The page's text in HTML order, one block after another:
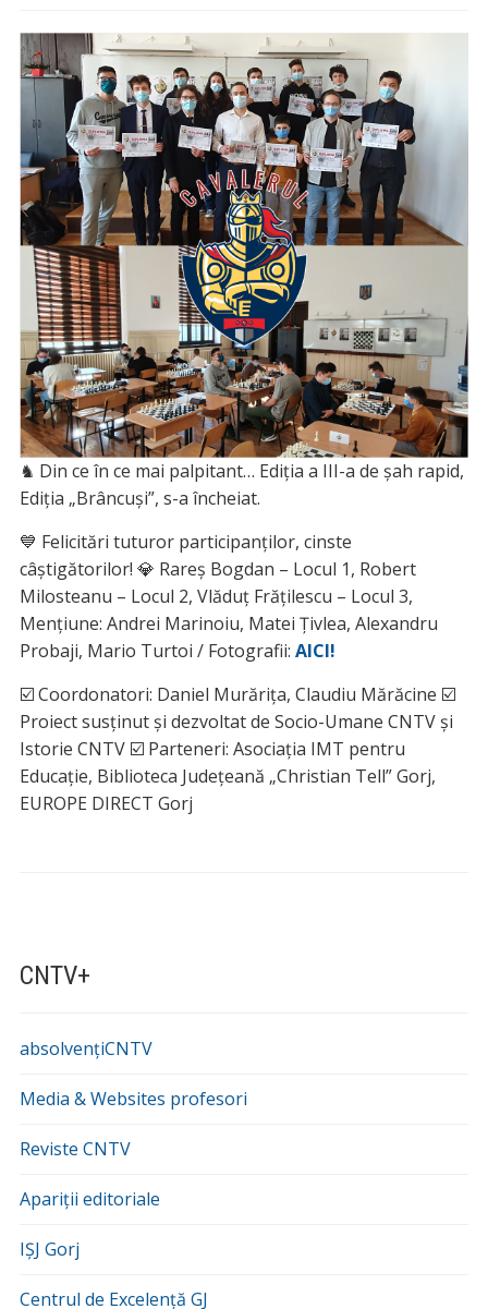
CNTV+
absolvențiCNTV
Media & Websites profesori
Reviste CNTV
Apariții editoriale
IȘJ Gorj
Centrul de Excelență GJ
♞ Din ce în ce mai palpitant… Ediția a III-a de șah rapid,
Ediția „Brâncuși”, s-a încheiat.
💙 Felicitări tuturor participanților, cinste
câștigătorilor! 💎 Rareș Bogdan – Locul 1, Robert
Milosteanu – Locul 2, Vlăduț Frățilescu – Locul 3,
Mențiune: Andrei Marinoiu, Matei Țivlea, Alexandru
Probaji, Mario Turtoi / Fotografii: AICI!
☑️ Coordonatori: Daniel Murărița, Claudiu Mărăcine ☑️
Proiect susținut și dezvoltat de Socio-Umane CNTV și
Istorie CNTV ☑️ Parteneri: Asociația IMT pentru
Educație, Biblioteca Județeană „Christian Tell” Gorj,
EUROPE DIRECT Gorj